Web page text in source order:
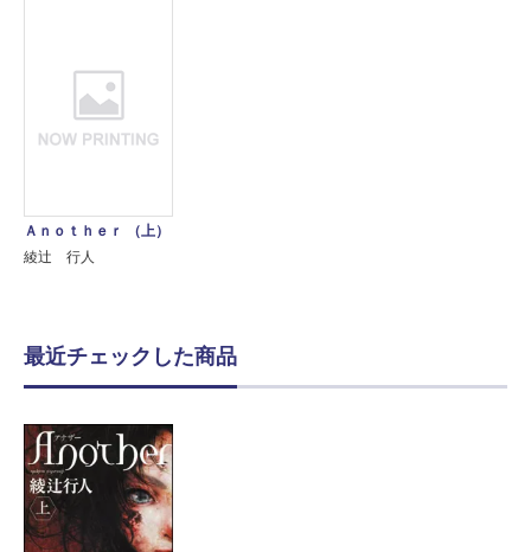
Ａｎｏｔｈｅｒ （上）
綾辻 行人
最近チェックした商品